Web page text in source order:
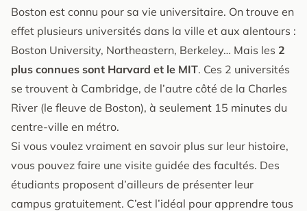
Boston est connu pour sa vie universitaire. On trouve en
effet plusieurs universités dans la ville et aux alentours :
Boston University, Northeastern, Berkeley… Mais les 2
plus connues sont Harvard et le MIT. Ces 2 universités
se trouvent à Cambridge, de l’autre côté de la Charles
River (le fleuve de Boston), à seulement 15 minutes du
centre-ville en métro.
Si vous voulez vraiment en savoir plus sur leur histoire,
vous pouvez faire une visite guidée des facultés. Des
étudiants proposent d’ailleurs de présenter leur
campus gratuitement. C’est l’idéal pour apprendre tous